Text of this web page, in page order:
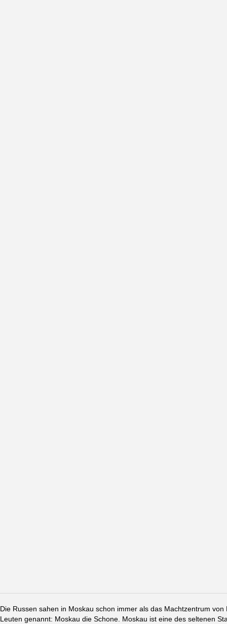
Die Russen sahen in Moskau schon immer als das Machtzentrum
Leuten genannt: Moskau die Schone. Moskau ist eine des seltenen